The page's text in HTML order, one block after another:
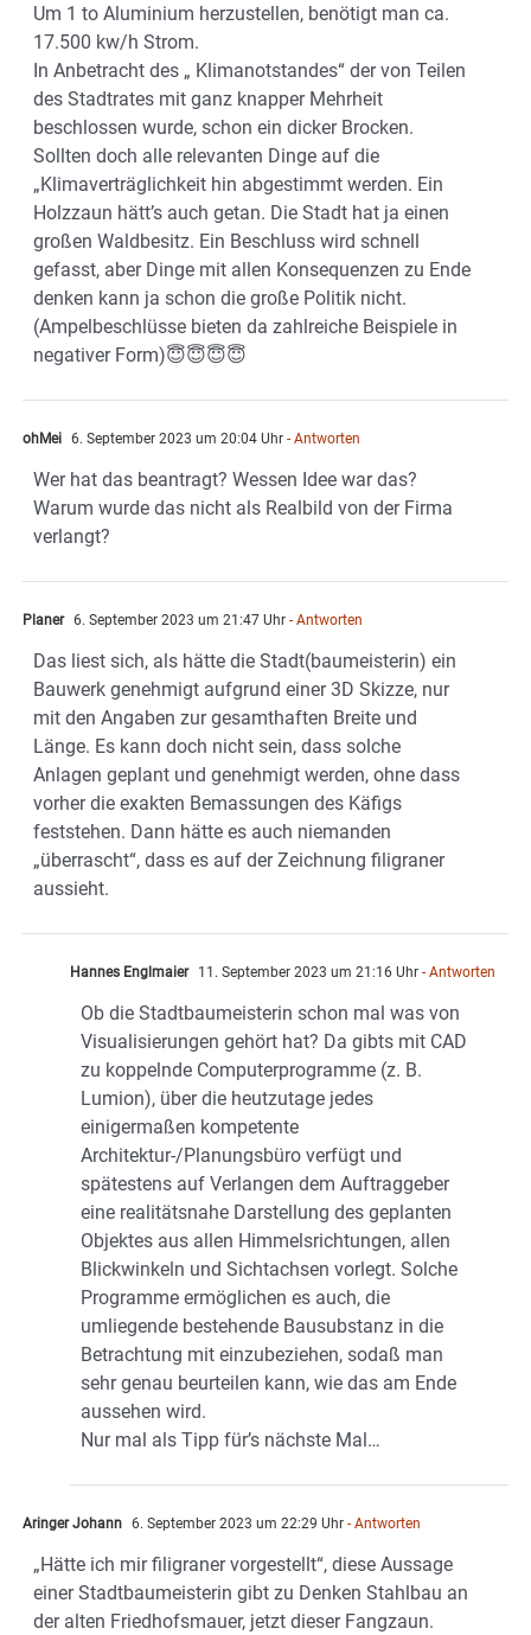
Um 1 to Aluminium herzustellen, benötigt man ca.
17.500 kw/h Strom.
In Anbetracht des „ Klimanotstandes“ der von Teilen
des Stadtrates mit ganz knapper Mehrheit
beschlossen wurde, schon ein dicker Brocken.
Sollten doch alle relevanten Dinge auf die
„Klimaverträglichkeit hin abgestimmt werden. Ein
Holzzaun hätt’s auch getan. Die Stadt hat ja einen
großen Waldbesitz. Ein Beschluss wird schnell
gefasst, aber Dinge mit allen Konsequenzen zu Ende
denken kann ja schon die große Politik nicht.
(Ampelbeschlüsse bieten da zahlreiche Beispiele in
negativer Form)😇😇😇😇
ohMei 6. September 2023 um 20:04 Uhr - Antworten
Wer hat das beantragt? Wessen Idee war das?
Warum wurde das nicht als Realbild von der Firma
verlangt?
Planer 6. September 2023 um 21:47 Uhr - Antworten
Das liest sich, als hätte die Stadt(baumeisterin) ein
Bauwerk genehmigt aufgrund einer 3D Skizze, nur
mit den Angaben zur gesamthaften Breite und
Länge. Es kann doch nicht sein, dass solche
Anlagen geplant und genehmigt werden, ohne dass
vorher die exakten Bemassungen des Käfigs
feststehen. Dann hätte es auch niemanden
„überrascht“, dass es auf der Zeichnung filigraner
aussieht.
Hannes Englmaier 11. September 2023 um 21:16 Uhr - Antworten
Ob die Stadtbaumeisterin schon mal was von
Visualisierungen gehört hat? Da gibts mit CAD
zu koppelnde Computerprogramme (z. B.
Lumion), über die heutzutage jedes
einigermaßen kompetente
Architektur-/Planungsbüro verfügt und
spätestens auf Verlangen dem Auftraggeber
eine realitätsnahe Darstellung des geplanten
Objektes aus allen Himmelsrichtungen, allen
Blickwinkeln und Sichtachsen vorlegt. Solche
Programme ermöglichen es auch, die
umliegende bestehende Bausubstanz in die
Betrachtung mit einzubeziehen, sodaß man
sehr genau beurteilen kann, wie das am Ende
aussehen wird.
Nur mal als Tipp für’s nächste Mal…
Aringer Johann 6. September 2023 um 22:29 Uhr - Antworten
„Hätte ich mir filigraner vorgestellt“, diese Aussage
einer Stadtbaumeisterin gibt zu Denken Stahlbau an
der alten Friedhofsmauer, jetzt dieser Fangzaun.